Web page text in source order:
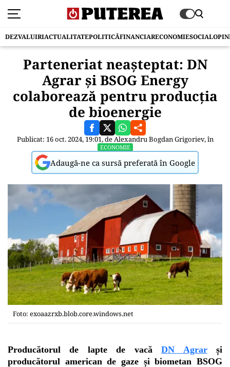
DEZVALUIRIACTUALITATEPOLITICĂFINANCIARECONOMIESOCIAL
Parteneriat neașteptat: DN
Agrar și BSOG Energy
colaborează pentru producția
de bioenergie
Publicat: 16 oct. 2024, 19:01, deAlexandru Bogdan Grigoriev, în
ECONOMIE
Adaugă-ne ca sursă preferată în Google
Foto: exoaazrxb.blob.core.windows.net
Producătorul de lapte de vacăDN Agrarși
producătorul american de gaze și biometan BSOG